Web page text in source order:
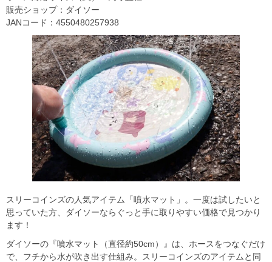
販売ショップ：ダイソー
JANコード：4550480257938
スリーコインズの人気アイテム「噴水マット」。一度は試したいと
思っていた方、ダイソーならぐっと手に取りやすい価格で見つかり
ます！
ダイソーの『噴水マット（直径約50cm）』は、ホースをつなぐだけ
で、フチから水が吹き出す仕組み。スリーコインズのアイテムと同